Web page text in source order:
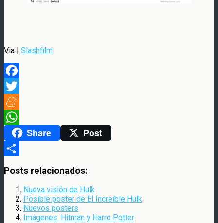
Via | Slashfilm
Facebook
Twitter
Meneame
WhatsAppShare Post
Posts relacionados:
Nueva visión de Hulk
Posible poster de El Increible Hulk
Nuevos posters
Imágenes: Hitman y Harro Potter